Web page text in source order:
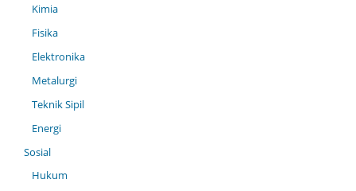
Kimia
Fisika
Elektronika
Metalurgi
Teknik Sipil
Energi
Sosial
Hukum